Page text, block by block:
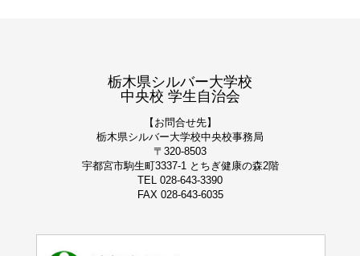
栃木県シルバー大学校
中央校 学生自治会
【お問合せ先】
栃木県シルバー大学校中央校事務局
〒320-8503
宇都宮市駒生町3337-1 とちぎ健康の森2階
TEL 028-643-3390
FAX 028-643-6035